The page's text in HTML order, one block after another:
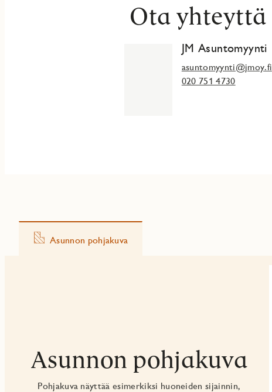
Ota yhteyttä
JM Asuntomyynti
asuntomyynti@jmoy.fi
020 751 4730
Asunnon pohjakuva
Asunnon pohjakuva
Pohjakuva näyttää esimerkiksi huoneiden sijainnin,